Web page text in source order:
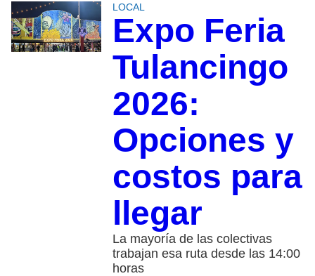
LOCAL
Expo Feria
Tulancingo
2026:
Opciones y
costos para
llegar
La mayoría de las colectivas
trabajan esa ruta desde las 14:00
horas